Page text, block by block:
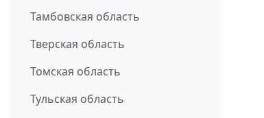
Тамбовская область
Тверская область
Томская область
Тульская область